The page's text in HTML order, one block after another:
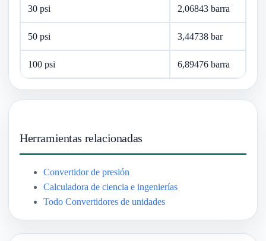
30 psi 2,06843 barra
50 psi 3,44738 bar
100 psi 6,89476 barra
Herramientas relacionadas
Convertidor de presión
Calculadora de ciencia e ingenierías
Todo Convertidores de unidades